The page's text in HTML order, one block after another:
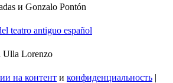
и Gonzalo Pontón
teatro antiguo español
Ulla Lorenzo
на контент и конфиденциальность |